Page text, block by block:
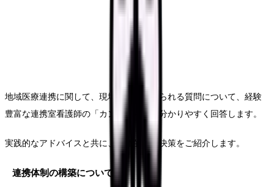
地域医療連携に関して、現場で多く寄せられる質問について、経験
豊富な連携室看護師の「カンゴさん」が分かりやすく回答します。
実践的なアドバイスと共に、具体的な解決策をご紹介します。
連携体制の構築について